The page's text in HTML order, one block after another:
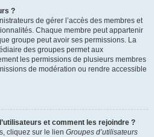
?
de gérer l’accès des membres et
Chaque membre peut appartenir
groupe peut avoir ses permissions. La
des groupes permet aux
les permissions de plusieurs membres
de modération ou rendre accessible
et comment les rejoindre ?
cliquez sur le lien Groupes d’utilisateurs